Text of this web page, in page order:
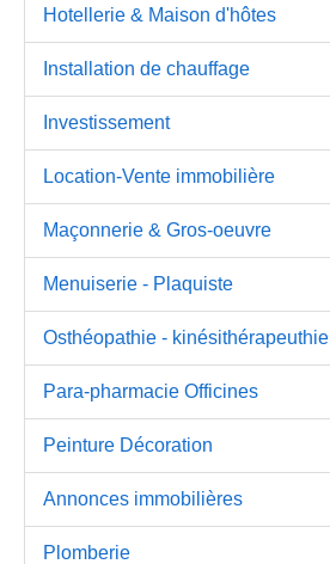
Hotellerie & Maison d'hôtes
Installation de chauffage
Investissement
Location-Vente immobilière
Maçonnerie & Gros-oeuvre
Menuiserie - Plaquiste
Osthéopathie - kinésithérapeuthie
Para-pharmacie Officines
Peinture Décoration
Annonces immobilières
Plomberie